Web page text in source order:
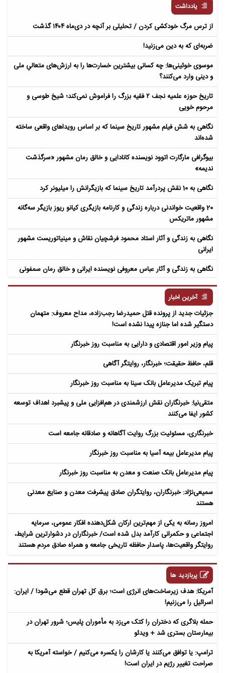
یادداشت
از ترس مرگ خودکشی کردن / تحلیلی بر آنچه در دی‌ماه ۱۴۰۴ گذشت
ضربه‌ای که به دین می‌زنید!
موسوی خوئینی‌ها: چه کسانی بیشترین خسارت‌ها را به ارزش‌های متعالیِ ملی
و دینی وارد می‌کنند؟
تاریخ حوزه علمیه نجف ۲ فقیه بزرگ را فراموش نمی‌کند؛ شیخ طوسی و
مرحوم خویی
نگاهی به شش فیلم مشهور تاریخ سینما که بر اساس رویداهای واقعی ساخته
شده‌اند
بیوگرافی مارگارت اتوود نویسنده کانادایی و خالق رمان مشهور «سرگذشت
ندیمه»
نگاهی به 10 نقش پردرآمد تاریخ سینما که بازیگرانش را میلیونر کرد
20 واقعیت خواندنی درباره زندگی و کارنامه بازیگری کیانو ریوز بازیگر سه‌گانه
مشهور ماتریکس
نگاهی به زندگی و آثار استاد محمود فرشچیان نقاش و مینیاتوریست مشهور
ایرانی
نگاهی به زندگی و آثار عباس معروفی نویسنده ایرانی و خالق رمان سمفونی
آخرین اخبار
جزئیات جدید از پرونده قتل حمیدرضا رجب‌زاده، مداح معروف: متهمان
دستگیر شده اما جنازه پیدا نشده است!
پیام وزیر امور اقتصادی و دارایی به مناسبت روز خبرنگار
قلم، حافظ حقیقت؛ خبرنگار، روایتگر آگاهی
پیام تبریک مدیرعامل بانک سینا به مناسبت روز خبرنگار
متقی‌نیا: خبرنگاران نقش ارزشمندی در هم‌افزایی ملی و پیشبرد اهداف توسعه
کشور ایفا می‌کنند
خبرنگاری، مسئولیت بزرگ روایت آگاهانه و صادقانه جامعه است
پیام مدیرعامل بیمه آسیا به مناسبت روز خبرنگار
پیام مدیرعامل بانک صنعت و معدن به مناسبت روز خبرنگار
سمیعی‌نژاد: خبرنگاران، روایتگران صادق پیشرفت معدن و صنایع معدنی
هستند
امروز رسانه به یکی از مهم‌ترین ارکان شکل‌دهنده افکار عمومی، سرمایه
اجتماعی و حکمرانی کارآمد بدل شده است/ خبرنگاران در دشوارترین شرایط،
روایتگر واقعیت‌ها، پاسدار حافظه تاریخی جامعه و همراه صادق مردم هستند
پربازدید ها
آمریکا: هدف زیرساخت‌های انرژی است؛ برق کل تهران قطع می‌شود! / ایران:
اسرائیل را می‌زنیم!
حمله بلاگری که دختران را کتک می‌زد به مأموران پلیس؛ شرور تهران در
بیمارستان بستری شد + ویدئو
ترامپ: یا توافق می‌کنند یا کارشان را یکسره می‌کنیم / خواسته آمریکا به
صراحت تغییر رژیم در ایران است!